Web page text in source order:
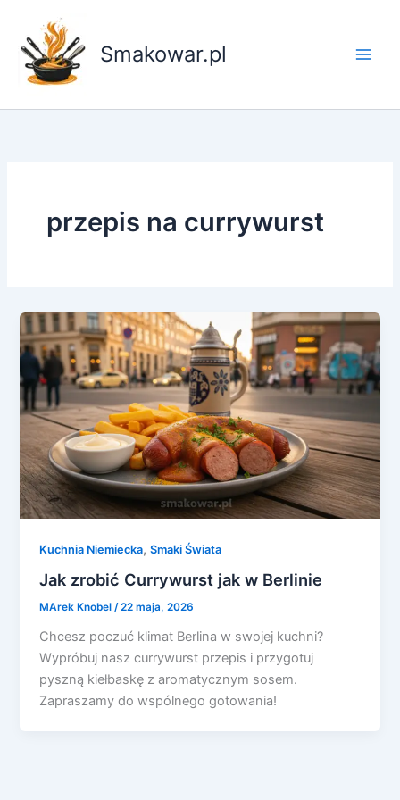
treści
Smakowar.pl
przepis na currywurst
Kuchnia Niemiecka,Smaki Świata
Jak zrobić Currywurst jak w Berlinie
MArek Knobel/22 maja, 2026
Chcesz poczuć klimat Berlina w swojej kuchni?
Wypróbuj nasz currywurst przepis i przygotuj
pyszną kiełbaskę z aromatycznym sosem.
Zapraszamy do wspólnego gotowania!